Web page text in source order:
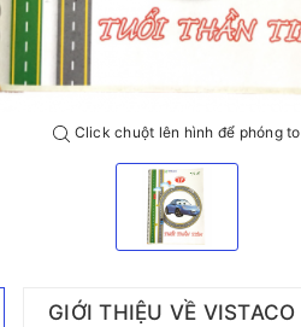
Click chuột lên hình để phóng to
GIỚI THIỆU VỀ VISTACO